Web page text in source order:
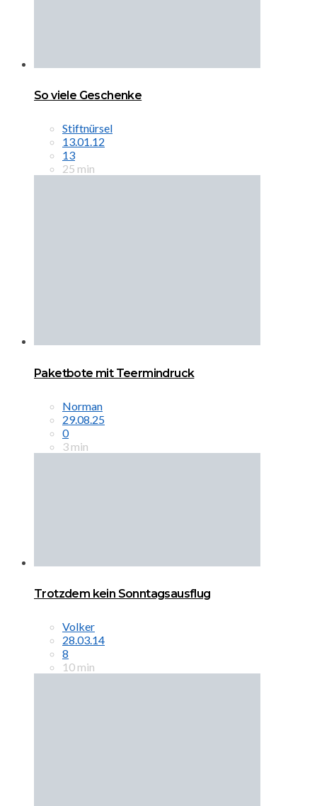
So viele Geschenke
Stiftnürsel
13.01.12
13
25 min
Paketbote mit Teermindruck
Norman
29.08.25
0
3 min
Trotzdem kein Sonntagsausflug
Volker
28.03.14
8
10 min